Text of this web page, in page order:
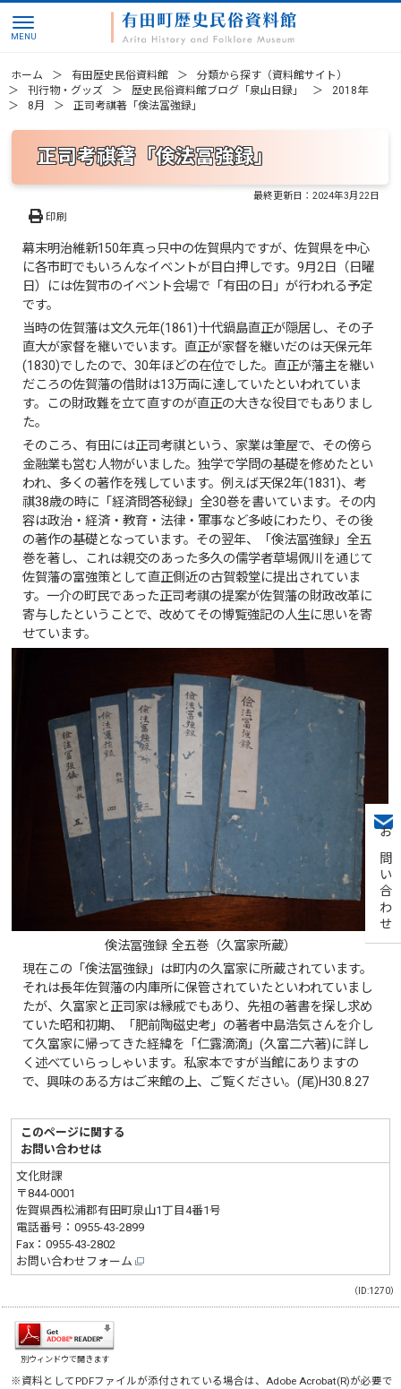
お問い合わせ
ホーム 有田歴史民俗資料館
分類から探す（資料館サイト）
刊行物・グッズ
歴史民俗資料館ブログ「泉山日録」
2018年
8月
正司考祺著「倹法冨強録」
正司考祺著「倹法冨強録」
最終更新日：2024年3月22日
印刷
幕末明治維新150年真っ只中の佐賀県内ですが、佐賀県を中心
に各市町でもいろんなイベントが目白押しです。9月2日（日曜
日）には佐賀市のイベント会場で「有田の日」が行われる予定
です。
当時の佐賀藩は文久元年(1861)十代鍋島直正が隠居し、その子
直大が家督を継いでいます。直正が家督を継いだのは天保元年
(1830)でしたので、30年ほどの在位でした。直正が藩主を継い
だころの佐賀藩の借財は13万両に達していたといわれていま
す。この財政難を立て直すのが直正の大きな役目でもありまし
た。
そのころ、有田には正司考祺という、家業は筆屋で、その傍ら
金融業も営む人物がいました。独学で学問の基礎を修めたとい
われ、多くの著作を残しています。例えば天保2年(1831)、考
祺38歳の時に「経済問答秘録」全30巻を書いています。その内
容は政治・経済・教育・法律・軍事など多岐にわたり、その後
の著作の基礎となっています。その翌年、「倹法冨強録」全五
巻を著し、これは親交のあった多久の儒学者草場佩川を通じて
佐賀藩の富強策として直正側近の古賀穀堂に提出されていま
す。一介の町民であった正司考祺の提案が佐賀藩の財政改革に
寄与したということで、改めてその博覧強記の人生に思いを寄
せています。
倹法冨強録 全五巻（久富家所蔵）
現在この「倹法冨強録」は町内の久富家に所蔵されています。
それは長年佐賀藩の内庫所に保管されていたといわれていまし
たが、久富家と正司家は縁戚でもあり、先祖の著書を探し求め
ていた昭和初期、「肥前陶磁史考」の著者中島浩気さんを介し
て久富家に帰ってきた経緯を「仁露滴滴」(久富二六著)に詳し
く述べていらっしゃいます。私家本ですが当館にありますの
で、興味のある方はご来館の上、ご覧ください。(尾)H30.8.27
このページに関する
お問い合わせは
文化財課
〒844-0001
佐賀県西松浦郡有田町泉山1丁目4番1号
電話番号：0955-43-2899
Fax：0955-43-2802
お問い合わせフォーム
（ID:1270）
別ウィンドウで開きます
※資料としてPDFファイルが添付されている場合は、Adobe Acrobat(R)が必要で